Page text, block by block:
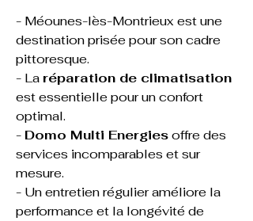
- Méounes-lès-Montrieux est une
destination prisée pour son cadre
pittoresque.
- La réparation de climatisation
est essentielle pour un confort
optimal.
- Domo Multi Energies offre des
services incomparables et sur
mesure.
- Un entretien régulier améliore la
performance et la longévité de